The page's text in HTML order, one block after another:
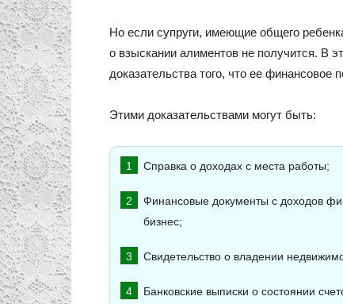
Но если супруги, имеющие общего
о взыскании алиментов не получится. В
доказательства того, что ее финансовое
Этими доказательствами могут быть:
Справка о доходах с места работы;
Финансовые документы с доходов
бизнес;
Свидетельство о владении
Банковские выписки о состоянии